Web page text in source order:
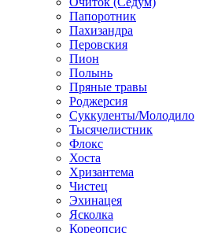
Папоротник
Пахизандра
Перовския
Пион
Полынь
Пряные травы
Роджерсия
Суккуленты/Молодило
Тысячелистник
Флокс
Хоста
Хризантема
Чистец
Эхинацея
Ясколка
Кореопсис